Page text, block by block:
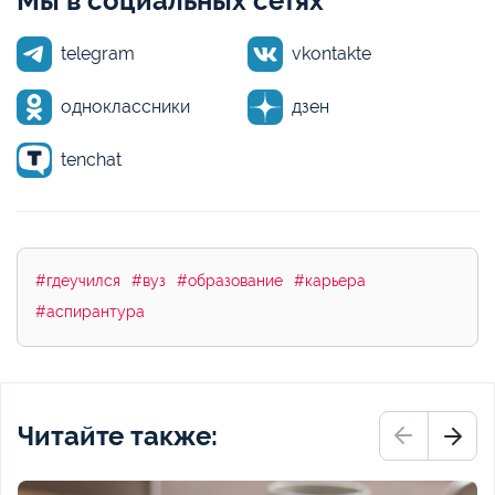
telegram vkontakte
одноклассники дзен
tenchat
#гдеучился #вуз #образование
#карьера
#аспирантура
Читайте также: